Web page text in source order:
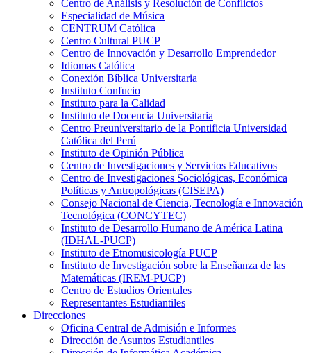
Centro de Análisis y Resolución de Conflictos
Especialidad de Música
CENTRUM Católica
Centro Cultural PUCP
Centro de Innovación y Desarrollo Emprendedor
Idiomas Católica
Conexión Bíblica Universitaria
Instituto Confucio
Instituto para la Calidad
Instituto de Docencia Universitaria
Centro Preuniversitario de la Pontificia Universidad
Católica del Perú
Instituto de Opinión Pública
Centro de Investigaciones y Servicios Educativos
Centro de Investigaciones Sociológicas, Económica
Políticas y Antropológicas (CISEPA)
Consejo Nacional de Ciencia, Tecnología e Innovación
Tecnológica (CONCYTEC)
Instituto de Desarrollo Humano de América Latina
(IDHAL-PUCP)
Instituto de Etnomusicología PUCP
Instituto de Investigación sobre la Enseñanza de las
Matemáticas (IREM-PUCP)
Centro de Estudios Orientales
Representantes Estudiantiles
Direcciones
Oficina Central de Admisión e Informes
Dirección de Asuntos Estudiantiles